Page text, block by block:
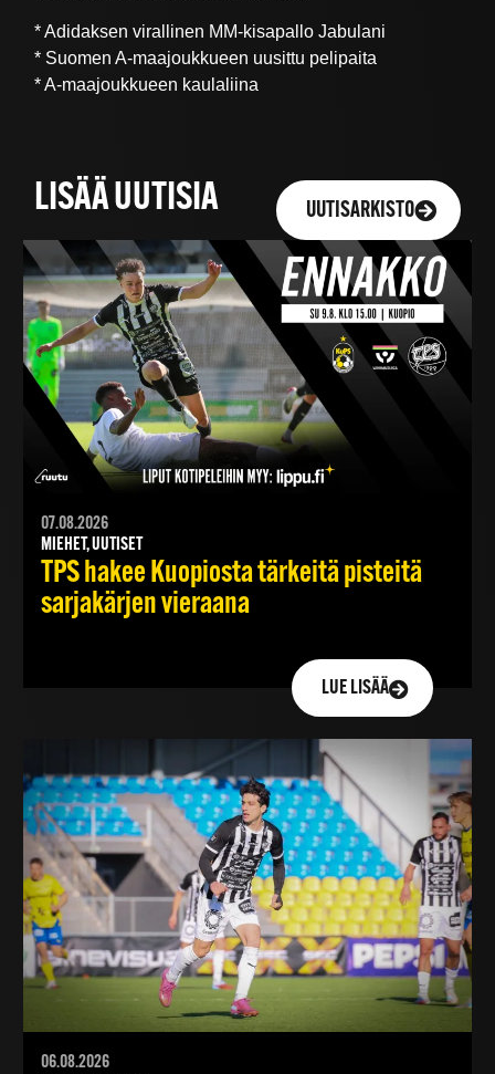
* Adidaksen virallinen MM-kisapallo Jabulani
* Suomen A-maajoukkueen uusittu pelipaita
* A-maajoukkueen kaulaliina
LISÄÄ UUTISIA UUTISARKISTO
07.08.2026
MIEHET, UUTISET
TPS hakee Kuopiosta tärkeitä pisteitä
sarjakärjen vieraana
LUE LISÄÄ
06.08.2026